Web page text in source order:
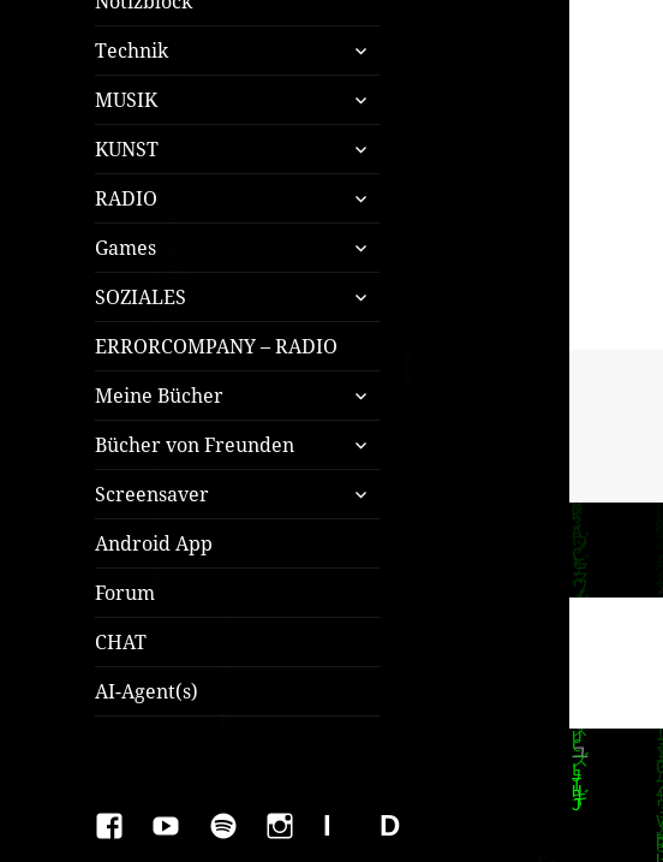
Technik
untermenü
öffnen
MUSIK
untermenü
öffnen
KUNST
untermenü
öffnen
RADIO
untermenü
öffnen
Games
untermenü
öffnen
SOZIALES
untermenü
öffnen
ERRORCOMPANY – RADIO
Meine Bücher
untermenü
öffnen
Bücher von Freunden
untermenü
öffnen
Screensaver
untermenü
öffnen
Android App
Forum
CHAT
AI-Agent(s)
FAKEBOOK
YOUTUBESPOTIFYINSTAGRAM
IMPRESSUMDatenschutzerklärung